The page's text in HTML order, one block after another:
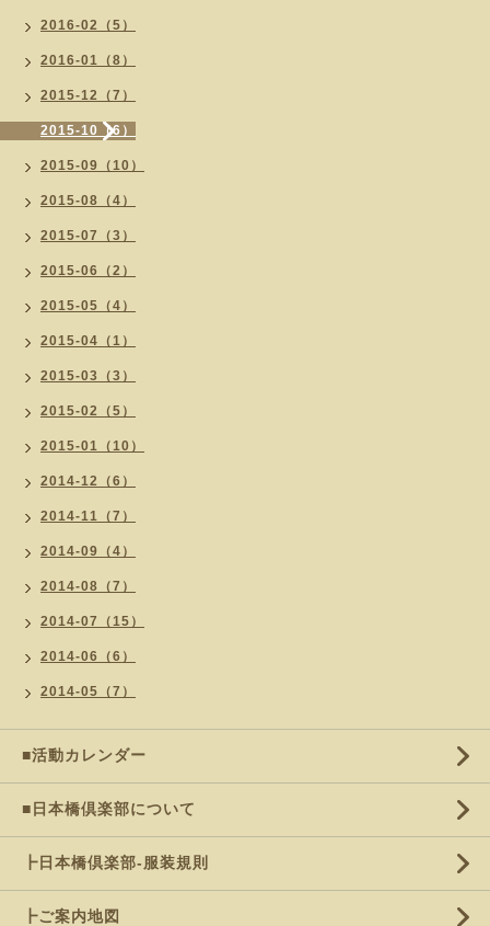
2016-02（5）
2016-01（8）
2015-12（7）
2015-10（6）
2015-09（10）
2015-08（4）
2015-07（3）
2015-06（2）
2015-05（4）
2015-04（1）
2015-03（3）
2015-02（5）
2015-01（10）
2014-12（6）
2014-11（7）
2014-09（4）
2014-08（7）
2014-07（15）
2014-06（6）
2014-05（7）
■活動カレンダー
■日本橋倶楽部について
┣日本橋倶楽部-服装規則
┣ご案内地図